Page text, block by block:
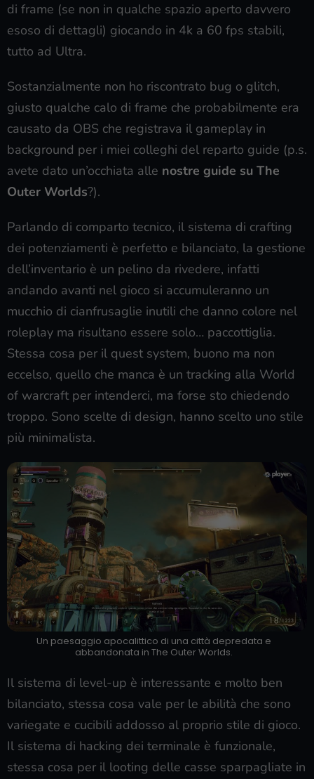
di frame (se non in qualche spazio aperto davvero
esoso di dettagli) giocando in 4k a 60 fps stabili,
tutto ad Ultra.
Sostanzialmente non ho riscontrato bug o glitch,
giusto qualche calo di frame che probabilmente era
causato da OBS che registrava il gameplay in
background per i miei colleghi del reparto guide (p.s.
avete dato un’occhiata alle nostre guide su The
Outer Worlds?).
Parlando di comparto tecnico, il sistema di crafting
dei potenziamenti è perfetto e bilanciato, la gestione
dell’inventario è un pelino da rivedere, infatti
andando avanti nel gioco si accumuleranno un
mucchio di cianfrusaglie inutili che danno colore nel
roleplay ma risultano essere solo… paccottiglia.
Stessa cosa per il quest system, buono ma non
eccelso, quello che manca è un tracking alla World
of warcraft per intenderci, ma forse sto chiedendo
troppo. Sono scelte di design, hanno scelto uno stile
più minimalista.
Un paesaggio apocalittico di una città depredata e
abbandonata in The Outer Worlds.
Il sistema di level-up è interessante e molto ben
bilanciato, stessa cosa vale per le abilità che sono
variegate e cucibili addosso al proprio stile di gioco.
Il sistema di hacking dei terminale è funzionale,
stessa cosa per il looting delle casse sparpagliate in